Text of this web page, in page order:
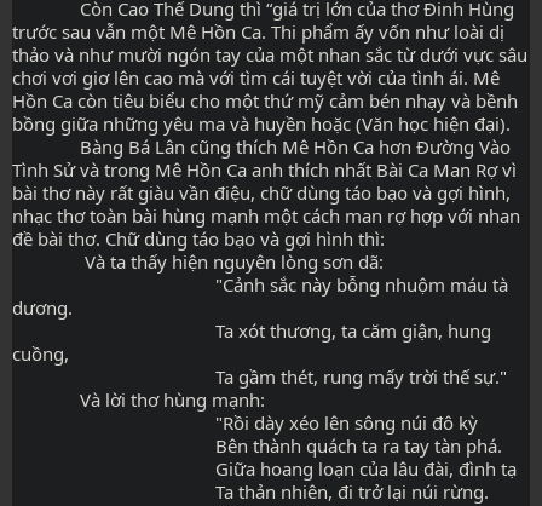
trước sau vẫn một Mê Hồn Ca. Thi phẩm ấy vốn như loài dị
thảo và như mười ngón tay của một nhan sắc từ dưới vực sâu
chơi vơi giơ lên cao mà với tìm cái tuyệt vời của tình ái. Mê
Hồn Ca còn tiêu biểu cho một thứ mỹ cảm bén nhạy và bềnh
bồng giữa những yêu ma và huyền hoặc (Văn học hiện đại).
Tình Sử và trong Mê Hồn Ca anh thích nhất Bài Ca Man Rợ vì
bài thơ này rất giàu vần điệu, chữ dùng táo bạo và gợi hình,
nhạc thơ toàn bài hùng mạnh một cách man rợ hợp với nhan
đề bài thơ. Chữ dùng táo bạo và gợi hình thì:
               Và ta thấy hiện nguyên lòng sơn dã:
dương.
cuồng,
                                          Ta gầm thét, rung mấy trời thế sự."
              Và lời thơ hùng mạnh:
                                          "Rồi dày xéo lên sông núi đô kỳ
                                          Bên thành quách ta ra tay tàn phá.
                                          Giữa hoang loạn của lâu đài, đình tạ
                                          Ta thản nhiên, đi trở lại núi rừng.